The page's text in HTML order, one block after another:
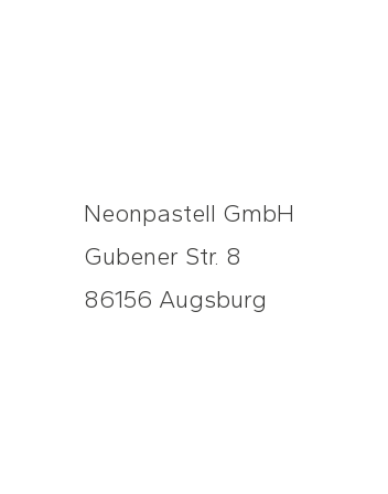
Neonpastell GmbH
Gubener Str. 8
86156 Augsburg